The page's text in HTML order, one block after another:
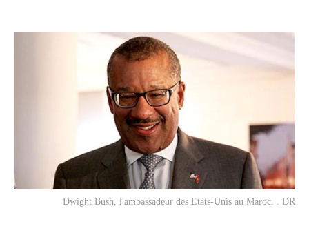
Dwight Bush, l'ambassadeur des Etats-Unis au Maroc. . DR